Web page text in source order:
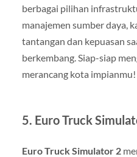
berbagai pilihan
manajemen sumber daya,
tantangan dan kepuasan
berkembang. Siap-siap
merancang kota impianmu!
5. Euro Truck
Euro Truck Simulator 2